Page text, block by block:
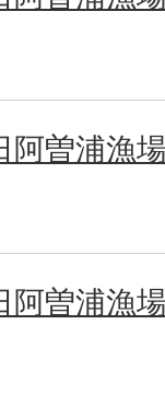
阿曽浦漁
阿曽浦漁